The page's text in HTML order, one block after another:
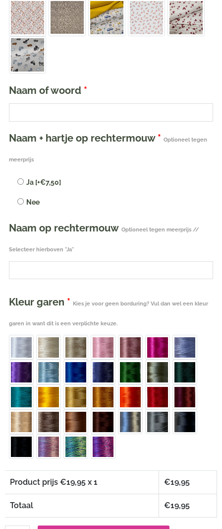
Naam of woord *
Naam + hartje op rechtermouw* Optioneel tegen
meerprijs
Ja [+€7,50]
Nee
Naam op rechtermouw Optioneel tegen meerprijs //
Selecteer hierboven "Ja"
Kleur garen * Kies je voor geen borduring? Vul dan wel een kleur
garen in want dit is een verplichte keuze.
Product prijs €19,95 x 1 €19,95
Totaal €19,95